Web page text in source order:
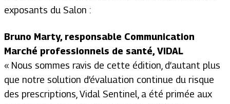
exposants du Salon :
Bruno Marty, responsable Communication
Marché professionnels de santé, VIDAL
« Nous sommes ravis de cette édition, d’autant plus
que notre solution d’évaluation continue du risque
des prescriptions, Vidal Sentinel, a été primée aux